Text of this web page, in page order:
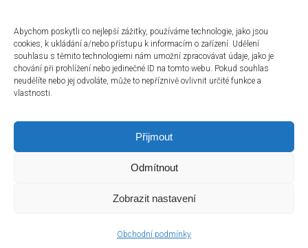
Abychom poskytli co nejlepší zážitky, používáme technologie, jako jsou
cookies, k ukládání a/nebo přístupu k informacím o zařízení. Udělení
souhlasu s těmito technologiemi nám umožní zpracovávat údaje, jako je
chování při prohlížení nebo jedinečné ID na tomto webu. Pokud souhlas
neudělíte nebo jej odvoláte, může to nepříznivě ovlivnit určité funkce a
vlastnosti.
Přijmout
Odmítnout
Zobrazit nastavení
Obchodní podmínky
Technická podpora
Obchodní podmínky
Cenová nabídka
FacebookInstagramLinkedIn